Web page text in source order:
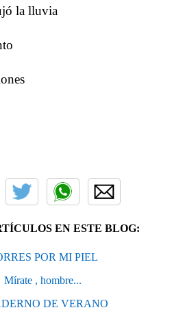
la lluvia
EN ESTE BLOG:
POR MI PIEL
Mírate , hombre...
DE VERANO